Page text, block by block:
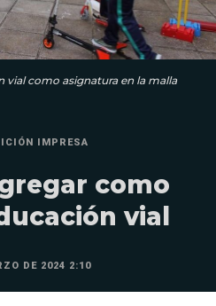
vial como asignatura en la malla
IMPRESA
como
vial
DE 2024 2:10